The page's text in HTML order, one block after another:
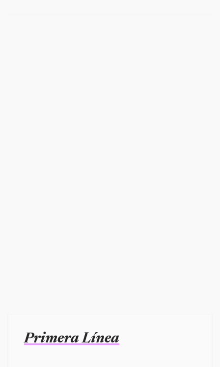
Primera Línea